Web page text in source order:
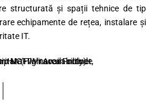
structurată și spații tehnice de tip
echipamente de rețea, instalare și
IT.